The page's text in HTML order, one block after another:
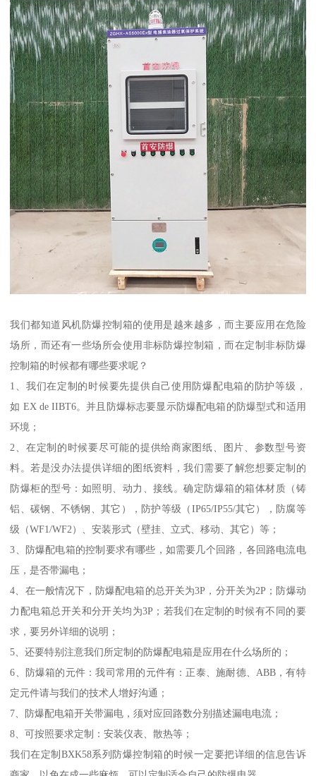
我们都知道风机防爆控制箱的使用是越来越多，而主要应用在危险
场所，而还有一些场所会使用非标防爆控制箱，而在定制非标防爆
控制箱的时候都有哪些要求呢？
1、我们在定制的时候要先提供自己使用防爆配电箱的防护等级，
如 EX de IIBT6。并且防爆标志要显示防爆配电箱的防爆型式和适用
环境；
2、在定制的时候要尽可能的提供给商家图纸、图片、参数型号资
料。若是没办法提供详细的图纸资料，我们需要了解您想要定制的
防爆柜的型号：如照明、动力、接线。确定防爆箱的箱体材质（铸
铝、碳钢、不锈钢、其它），防护等级（IP65/IP55/其它），防腐等
级（WF1/WF2）、安装形式（壁挂、立式、移动、其它）等；
3、防爆配电箱的控制要求有哪些，如需要几个回路，各回路电流电
压，是否带漏电；
4、在一般情况下，防爆配电箱的总开关为3P，分开关为2P；防爆动
力配电箱总开关和分开关均为3P；若我们在定制的时候有不同的要
求，要另外详细的说明；
5、还要特别注意我们所定制的防爆配电箱是应用在什么场所的；
6、防爆箱的元件：我司常用的元件有：正泰、施耐德、ABB，有特
定元件请与我们的技术人增好沟通；
7、防爆配电箱开关带漏电，须对应回路数分别描述漏电电流；
8、可按照要求定制：安装仪表、散热等；
我们在定制BXK58系列防爆控制箱的时候一定要把详细的信息告诉